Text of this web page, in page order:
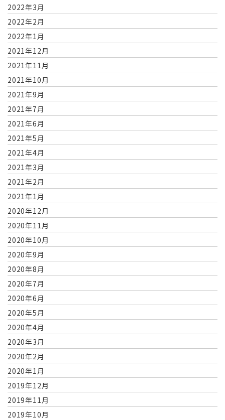
2022年3月
2022年2月
2022年1月
2021年12月
2021年11月
2021年10月
2021年9月
2021年7月
2021年6月
2021年5月
2021年4月
2021年3月
2021年2月
2021年1月
2020年12月
2020年11月
2020年10月
2020年9月
2020年8月
2020年7月
2020年6月
2020年5月
2020年4月
2020年3月
2020年2月
2020年1月
2019年12月
2019年11月
2019年10月